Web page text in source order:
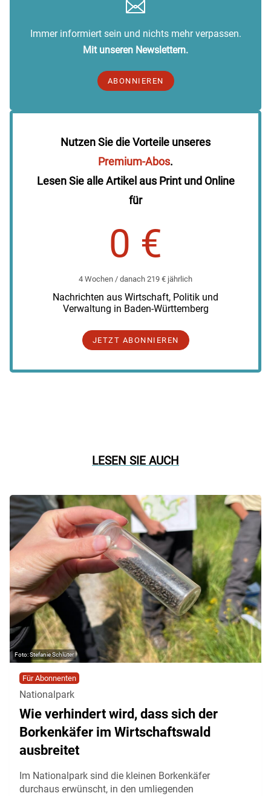
Immer informiert sein und nichts mehr verpassen.
Mit unseren Newslettern.
ABONNIEREN
Nutzen Sie die Vorteile unseres
Premium-Abos.
Lesen Sie alle Artikel aus Print und Online
für
0 €
4 Wochen / danach 219 € jährlich
Nachrichten aus Wirtschaft, Politik und
Verwaltung in Baden-Württemberg
JETZT ABONNIEREN
LESEN SIE AUCH
Stefanie Schlüter
Für Abonnenten
Nationalpark
Wie verhindert wird, dass sich der
Borkenkäfer im Wirtschaftswald
ausbreitet
Im Nationalpark sind die kleinen Borkenkäfer
durchaus erwünscht, in den umliegenden